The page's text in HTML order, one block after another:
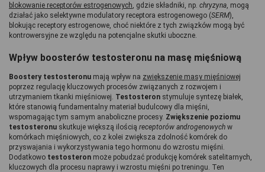
blokowanie receptorów estrogenowych , gdzie składniki, np. chryzyna , mogą
działać jako selektywne modulatory receptora estrogenowego (SERM),
blokując receptory estrogenowe, choć niektóre z tych związków mogą być
kontrowersyjne ze względu na potencjalne skutki uboczne.
Wpływ boosterów testosteronu na masę mięśniową
Boostery testosteronu mają wpływ na zwiększenie masy mięśniowej
poprzez regulację kluczowych procesów związanych z rozwojem i
utrzymaniem tkanki mięśniowej. Testosteron stymuluje syntezę białek,
które stanowią fundamentalny materiał budulcowy dla mięśni,
wspomagając tym samym anaboliczne procesy. Zwiększenie poziomu
testosteronu skutkuje większą ilością receptorów androgenowych w
komórkach mięśniowych, co z kolei zwiększa zdolność komórek do
przyswajania i wykorzystywania tego hormonu do wzrostu mięśni.
Dodatkowo testosteron może pobudzać produkcję komórek satelitarnych,
kluczowych dla procesu naprawy i wzrostu mięśni po treningu. Ten